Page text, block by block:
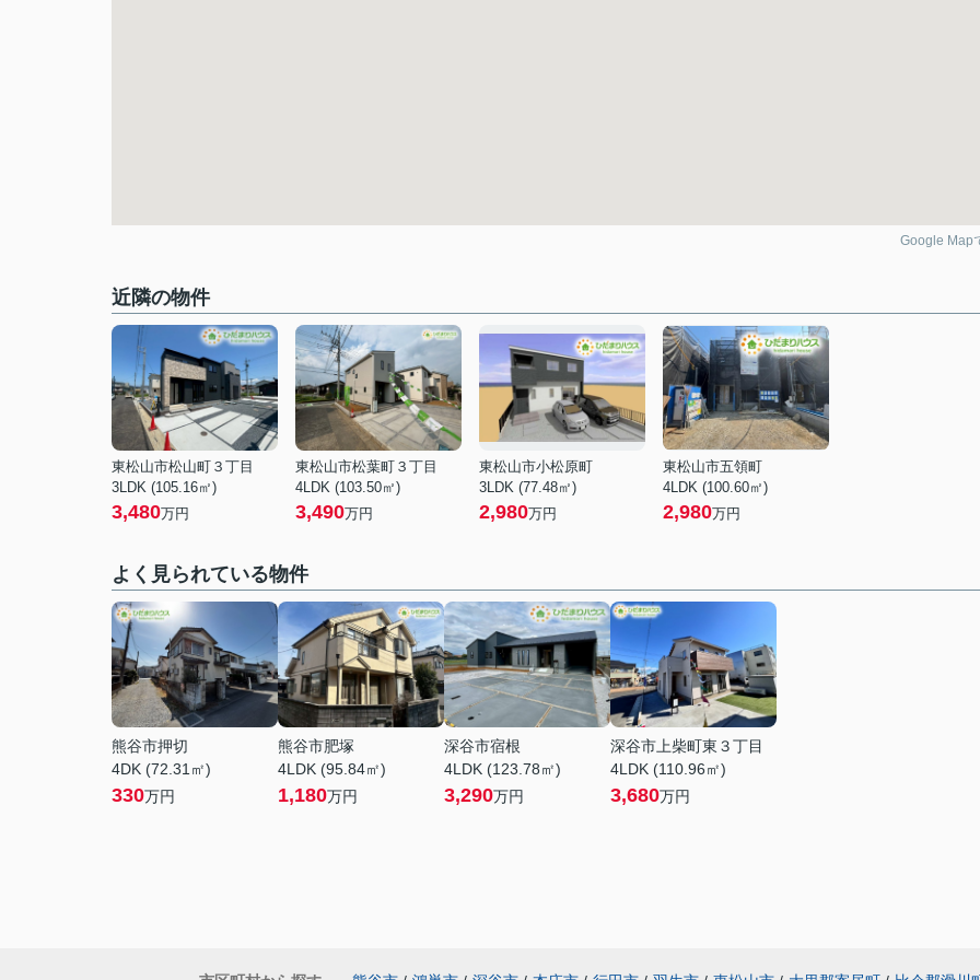
Google Map
近隣の物件
東松山市松山町３丁目
3LDK (105.16㎡)
3,480万円
東松山市松葉町３丁目
4LDK (103.50㎡)
3,490万円
東松山市小松原町
3LDK (77.48㎡)
2,980万円
東松山市五領町
4LDK (100.60㎡)
2,980万円
よく見られている物件
熊谷市押切
4DK (72.31㎡)
330万円
熊谷市肥塚
4LDK (95.84㎡)
1,180万円
深谷市宿根
4LDK (123.78㎡)
3,290万円
深谷市上柴町東３丁目
4LDK (110.96㎡)
3,680万円